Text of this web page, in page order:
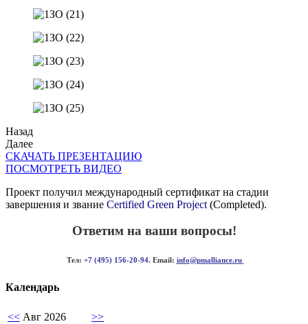
Назад
Далее
СКАЧАТЬ ПРЕЗЕНТАЦИЮ
ПОСМОТРЕТЬ ВИДЕО
Проект получил международный сертификат на стадии
завершения и звание Certified Green Project (Completed).
Ответим на ваши вопросы!
Тел: +7 (495) 156-20-94. Email: info@pmalliance.ru
Календарь
<< Авг 2026 >>